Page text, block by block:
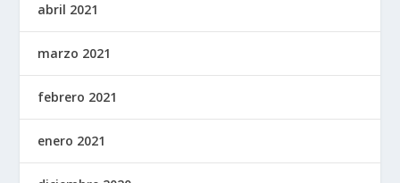
abril 2021
marzo 2021
febrero 2021
enero 2021